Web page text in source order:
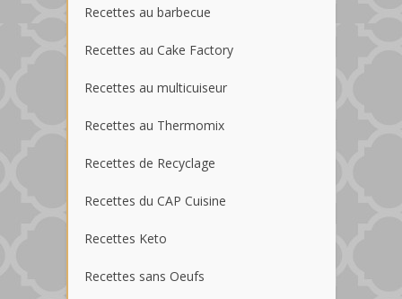
Recettes au barbecue
Recettes au Cake Factory
Recettes au multicuiseur
Recettes au Thermomix
Recettes de Recyclage
Recettes du CAP Cuisine
Recettes Keto
Recettes sans Oeufs